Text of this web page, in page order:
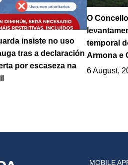
insiste no uso
tras a declaración
por escaseza na
O
temporal
Armona e
6 August,
MOBILE